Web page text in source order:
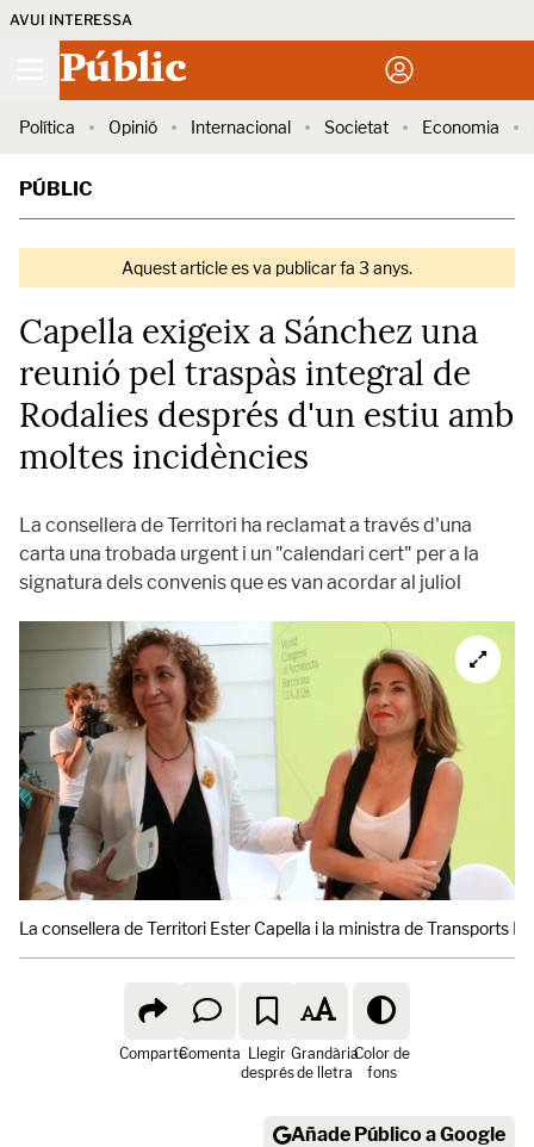
AVUI INTERESSA
Públic
Política Opinió Internacional Societat Economia
PÚBLIC
Aquest article es va publicar fa 3 anys.
Capella exigeix a Sánchez una
reunió pel traspàs integral de
Rodalies després d'un estiu amb
moltes incidències
La consellera de Territori ha reclamat a través d'una
carta una trobada urgent i un "calendari cert" per a la
signatura dels convenis que es van acordar al juliol
La consellera de Territori Ester Capella i la ministra de Transports
ComparteComenta Llegir
després
Grandària
de lletra
Color de
fons
Añade Público a Google